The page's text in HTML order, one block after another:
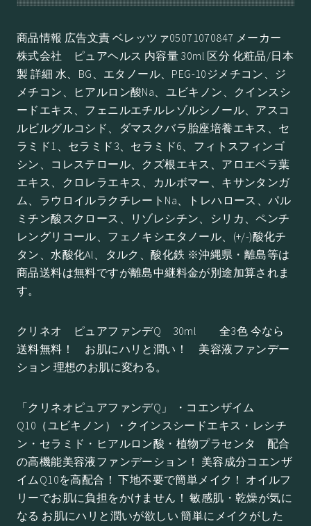
商品情報 広告文責 ベレッツァ05071070847 メーカー
株式会社 ピュアヘルス 内容量 30ml 区分 化粧品/日本
製 詳細 水、BG、エタノール、PEG-10ジメチコン、ジ
メチコン、ヒアルロン酸Na、ユビキノン、クインスシ
ードエキス、フェニルエチルレゾルシノール、アスコ
ルビルグルコシド、ダマスクバラ胎座培養エキス、セ
ラミド1、セラミド3、セラミド6、フィトスフィンゴ
シン、コレステロール、クズ根エキス、アロエベラ葉
エキス、クロレラエキス、カルボマー、キサンタンガ
ム、ラウロイルラクチレートNa、トレハロース、パル
ミチン酸スクロース、リゾレシチン、シリカ、ペンチ
レングリコール、フェノキシエタノール、(+/-)酸化チ
タン、水酸化Al、タルク、酸化鉄 ※沖縄県・離島等は
商品送料は無料ですが離島中継料金が別途加算されま
す。
クリネオ ピュアファンデQ 30ml 全3色 今なら
送料無料！ お肌にハリと潤い！ 美容液ファンデー
ション 理想のお肌に変わる。
「クリネオピュアファンデQ」 ・コエンザイム
Q10（ユビキノン）・クインスシードエキス・レシチ
ン・セラミド・ヒアルロン酸・植物プラセンタ 配合
の高機能美容液ファンデーション！ 美容成分コエンザ
イムQ10を高配合！ 下地不要で簡単メイク！ オイルフ
リーでお肌に負担をかけません！ 敏感肌・乾燥が気に
なる お肌にハリと潤いが欲しい 簡単にメイクがした